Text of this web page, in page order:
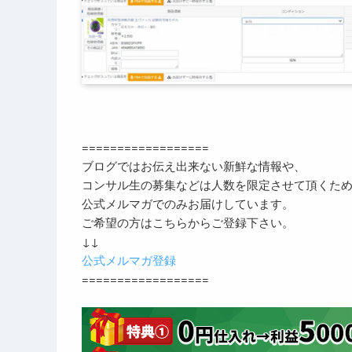
==================
ブログではお伝え出来ない新鮮な情報や、
コンサル生の募集などは人数を限定させて頂くため
公式メルマガでのみお届けしています。
ご希望の方はこちらからご登録下さい。
↓↓
公式メルマガ登録
==================